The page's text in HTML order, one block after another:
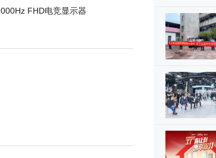
FHD电竞显示器